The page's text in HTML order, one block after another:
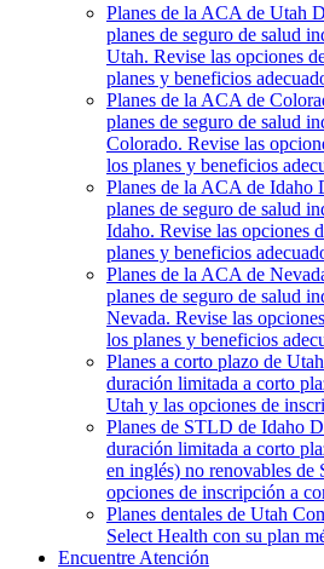
Planes de la ACA de Utah
planes de seguro de salud
Utah. Revise las opciones
planes y beneficios
Planes de la ACA de
planes de seguro de salud
Colorado. Revise las
los planes y beneficios
Planes de la ACA de Idaho
planes de seguro de salud
Idaho. Revise las opciones
planes y beneficios
Planes de la ACA de
planes de seguro de salud
Nevada. Revise las
los planes y beneficios
Planes a corto plazo de Utah
duración limitada a corto
Utah y las opciones de
Planes de STLD de Idaho
duración limitada a corto
en inglés) no renovables de
opciones de inscripción a
Planes dentales de Utah
Select Health con su plan
Encuentre Atención